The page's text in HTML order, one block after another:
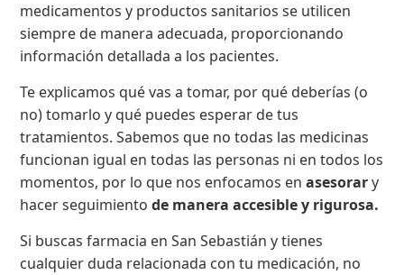
medicamentos y productos sanitarios se utilicen
siempre de manera adecuada, proporcionando
información detallada a los pacientes.
Te explicamos qué vas a tomar, por qué deberías (o
no) tomarlo y qué puedes esperar de tus
tratamientos. Sabemos que no todas las medicinas
funcionan igual en todas las personas ni en todos los
momentos, por lo que nos enfocamos enasesorary
hacer seguimientode manera accesible y rigurosa.
Si buscas farmacia en San Sebastián y tienes
cualquier duda relacionada con tu medicación, no